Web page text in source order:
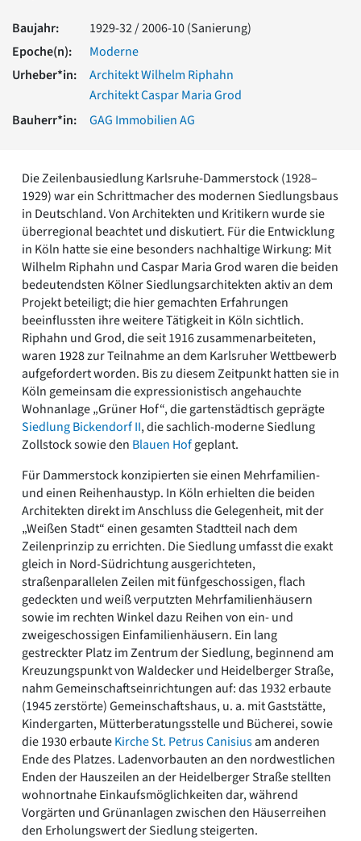
Vorromanik
Römische Antike
Über uns
Über baukunst-nrw
Fachbeirat
Datenschutz
Suchbegriff eingeben
Baujahr:
1929-32 / 2006-10 (Sanierung)
Epoche(n):
Moderne
Urheber*in:
Architekt Wilhelm Riphahn
Architekt Caspar Maria Grod
Bauherr*in:
GAG Immobilien AG
Die Zeilenbausiedlung Karlsruhe-Dammerstock (1928–
1929) war ein Schrittmacher des modernen Siedlungsbaus
in Deutschland. Von Architekten und Kritikern wurde sie
überregional beachtet und diskutiert. Für die Entwicklung
in Köln hatte sie eine besonders nachhaltige Wirkung: Mit
Wilhelm Riphahn und Caspar Maria Grod waren die beiden
bedeutendsten Kölner Siedlungsarchitekten aktiv an dem
Projekt beteiligt; die hier gemachten Erfahrungen
beeinflussten ihre weitere Tätigkeit in Köln sichtlich.
Riphahn und Grod, die seit 1916 zusammenarbeiteten,
waren 1928 zur Teilnahme an dem Karlsruher Wettbewerb
aufgefordert worden. Bis zu diesem Zeitpunkt hatten sie in
Köln gemeinsam die expressionistisch angehauchte
Wohnanlage „Grüner Hof“, die gartenstädtisch geprägte
Siedlung Bickendorf II, die sachlich-moderne Siedlung
Zollstock sowie den Blauen Hofgeplant.
Für Dammerstock konzipierten sie einen Mehrfamilien-
und einen Reihenhaustyp. In Köln erhielten die beiden
Architekten direkt im Anschluss die Gelegenheit, mit der
„Weißen Stadt“ einen gesamten Stadtteil nach dem
Zeilenprinzip zu errichten. Die Siedlung umfasst die exakt
gleich in Nord-Südrichtung ausgerichteten,
straßenparallelen Zeilen mit fünfgeschossigen, flach
gedeckten und weiß verputzten Mehrfamilienhäusern
sowie im rechten Winkel dazu Reihen von ein- und
zweigeschossigen Einfamilienhäusern. Ein lang
gestreckter Platz im Zentrum der Siedlung, beginnend am
Kreuzungspunkt von Waldecker und Heidelberger Straße,
nahm Gemeinschaftseinrichtungen auf: das 1932 erbaute
(1945 zerstörte) Gemeinschaftshaus, u. a. mit Gaststätte,
Kindergarten, Mütterberatungsstelle und Bücherei, sowie
die 1930 erbauteKirche St. Petrus Canisiusam anderen
Ende des Platzes. Ladenvorbauten an den nordwestlichen
Enden der Hauszeilen an der Heidelberger Straße stellten
wohnortnahe Einkaufsmöglichkeiten dar, während
Vorgärten und Grünanlagen zwischen den Häuserreihen
den Erholungswert der Siedlung steigerten.